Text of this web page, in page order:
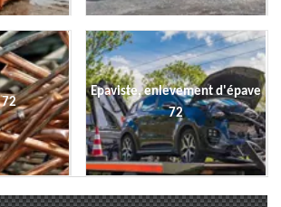
Epaviste, enlevement d'épave
72